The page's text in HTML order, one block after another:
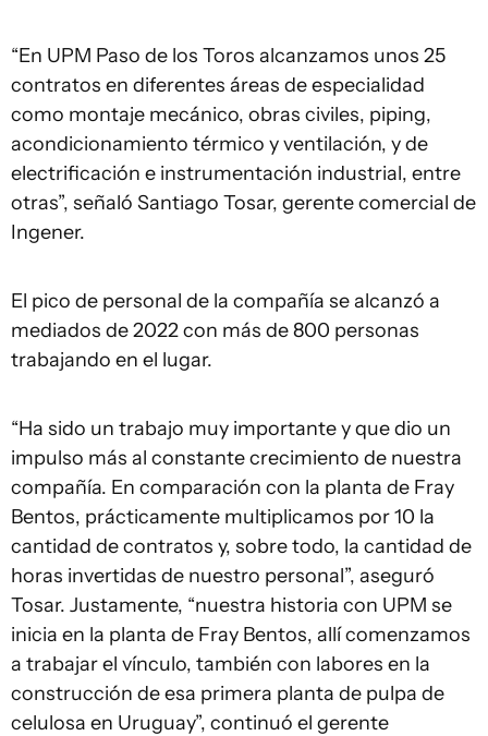
“En UPM Paso de los Toros alcanzamos unos 25
contratos en diferentes áreas de especialidad
como montaje mecánico, obras civiles, piping,
acondicionamiento térmico y ventilación, y de
electrificación e instrumentación industrial, entre
otras”, señaló Santiago Tosar, gerente comercial de
Ingener.
El pico de personal de la compañía se alcanzó a
mediados de 2022 con más de 800 personas
trabajando en el lugar.
“Ha sido un trabajo muy importante y que dio un
impulso más al constante crecimiento de nuestra
compañía. En comparación con la planta de Fray
Bentos, prácticamente multiplicamos por 10 la
cantidad de contratos y, sobre todo, la cantidad de
horas invertidas de nuestro personal”, aseguró
Tosar. Justamente, “nuestra historia con UPM se
inicia en la planta de Fray Bentos, allí comenzamos
a trabajar el vínculo, también con labores en la
construcción de esa primera planta de pulpa de
celulosa en Uruguay”, continuó el gerente